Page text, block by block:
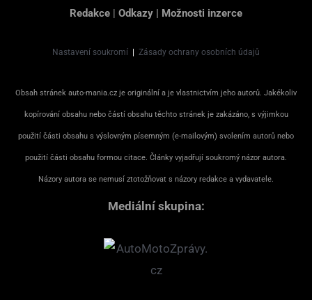
Redakce | Odkazy | Možnosti inzerce
Nastavení soukromí | Zásady ochrany osobních údajů
Obsah stránek auto-mania.cz je originální a je vlastnictvím jeho autorů. Jakékoliv
kopírování obsahu nebo částí obsahu těchto stránek je zakázáno, s výjimkou
použití části obsahu s výslovným písemným (e-mailovým) svolením autorů nebo
použití části obsahu formou citace. Články vyjadřují soukromý názor autora.
Názory autora se nemusí ztotožňovat s názory redakce a vydavatele.
Mediální skupina: